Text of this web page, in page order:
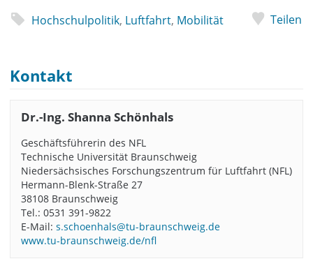
Hochschulpolitik, Luftfahrt, Mobilität Teilen
Kontakt
Dr.-Ing. Shanna Schönhals
Geschäftsführerin des NFL
Technische Universität Braunschweig
Niedersächsisches Forschungszentrum für Luftfahrt (NFL)
Hermann-Blenk-Straße 27
38108 Braunschweig
Tel.: 0531 391-9822
E-Mail: s.schoenhals@tu-braunschweig.de
www.tu-braunschweig.de/nfl